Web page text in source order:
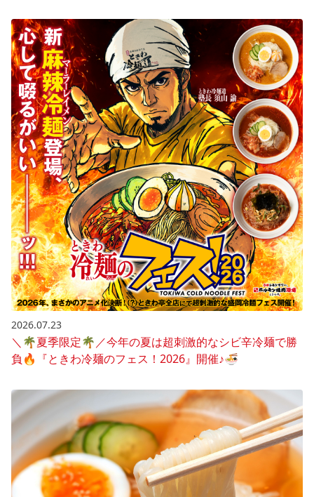
2026.07.23
＼🌴夏季限定🌴／今年の夏は超刺激的なシビ辛冷麺で勝
負🔥『ときわ冷麺のフェス！2026』開催♪🍜